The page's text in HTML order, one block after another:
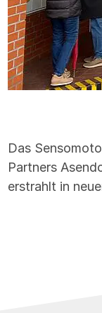
Das
Partners
erstrahlt in